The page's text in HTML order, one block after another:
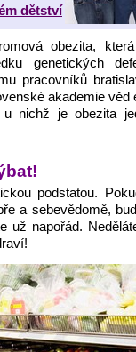
dětství
obezita,
genetických
pracovníků
akademie věd
u nichž je obezita
podstatou.
a sebevědomě,
už napořád.